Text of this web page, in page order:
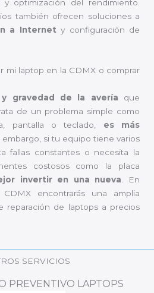
optimización del rendimiento.
también ofrecen soluciones a
a Internet y configuración de
mi laptop en la CDMX o comprar
gravedad de la avería que
de un problema simple como
pantalla o teclado, es más
embargo, si tu equipo tiene varios
fallas constantes o necesita la
costosos como la placa
invertir en una nueva . En
encontrarás una amplia
reparación de laptops a precios
SERVICIOS
PREVENTIVO LAPTOPS